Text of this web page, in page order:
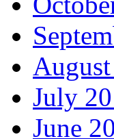
July
June